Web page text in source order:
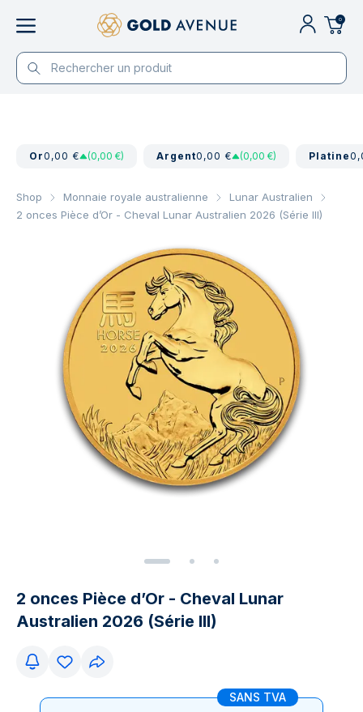
0
Or0,00 € (0,00 €) Argent0,00 € (0,00 €) Platine
Shop Monnaie royale australienne
Lunar Australien
2 onces Pièce d’Or - Cheval Lunar Australien 2026 (Série III)
2 onces Pièce d’Or - Cheval Lunar
Australien 2026 (Série III)
SANS TVA